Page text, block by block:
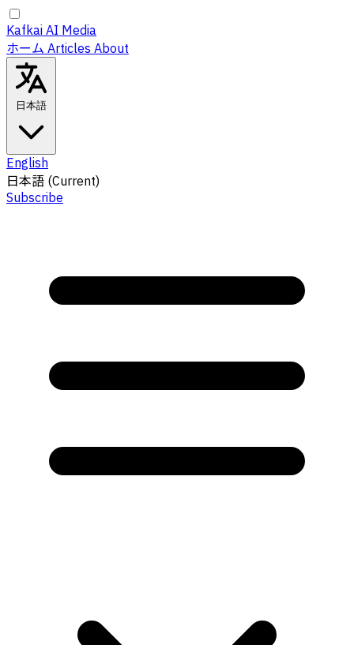
Kafkai AI Media
ホーム Articles About
日本語
English
日本語 (Current)
Subscribe